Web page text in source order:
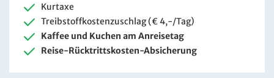
Kurtaxe
Treibstoffkostenzuschlag (€ 4,-/Tag)
Kaffee und Kuchen am Anreisetag
Reise-Rücktrittskosten-Absicherung